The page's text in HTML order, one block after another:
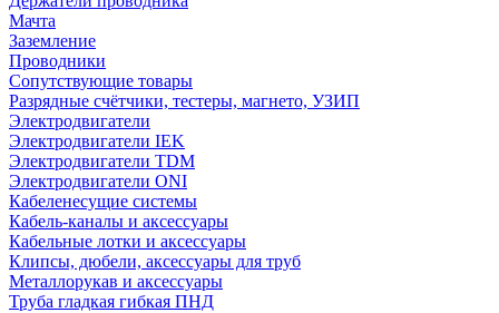
Мачта
Заземление
Проводники
Сопутствующие товары
Разрядные счётчики, тестеры, магнето, УЗИП
Электродвигатели
Электродвигатели IEK
Электродвигатели TDM
Электродвигатели ONI
Кабеленесущие системы
Кабель-каналы и аксессуары
Кабельные лотки и аксессуары
Клипсы, дюбели, аксессуары для труб
Металлорукав и аксессуары
Труба гладкая гибкая ПНД